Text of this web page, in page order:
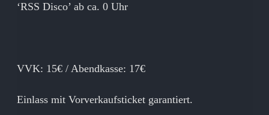
‘RSS Disco’ ab ca. 0 Uhr
VVK: 15€ / Abendkasse: 17€
Einlass mit Vorverkaufsticket garantiert.